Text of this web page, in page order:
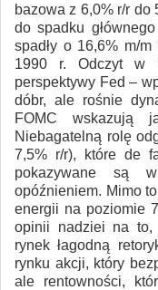
bazowa z 6,0% r/r do
do spadku
spadły o 16,6% m/
1990 r. Odczyt w
perspektywy Fed –
dóbr, ale rośnie
FOMC wskazują
Niebagatelną rolę
7,5% r/r), które de
pokazywane są
opóźnieniem. Mimo
energii na poziomie
opinii nadziei na to,
rynek łagodną
rynku akcji, który
ale rentowności,